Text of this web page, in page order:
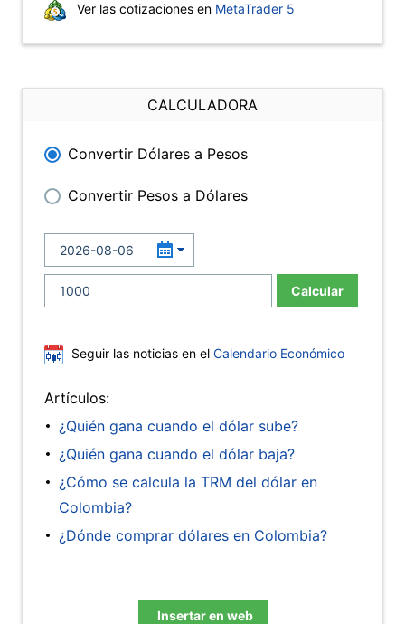
Ver las cotizaciones en MetaTrader 5
CALCULADORA
Convertir Dólares a Pesos
Convertir Pesos a Dólares
Calcular
Seguir las noticias en el Calendario Económico
Artículos:
¿Quién gana cuando el dólar sube?
¿Quién gana cuando el dólar baja?
¿Cómo se calcula la TRM del dólar en
Colombia?
¿Dónde comprar dólares en Colombia?
Insertar en web